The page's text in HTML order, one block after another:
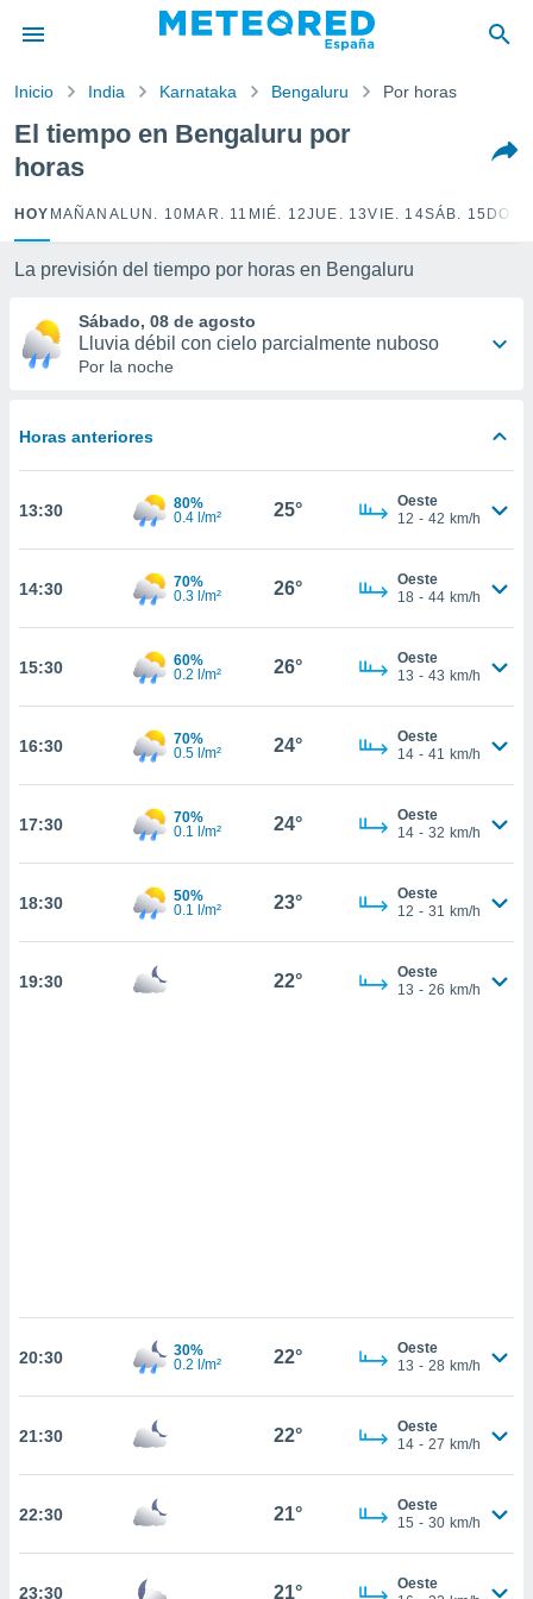
por
para
la
calidad.
a este
las
y
forma
basada
permite
coste.
botón
a la
todas
ya sean
nos
en
perfil
y
de
En
CONTINUAR
Inicio India Karnataka Bengaluru Por horas
El tiempo en Bengaluru por
horas
HOY MAÑANA LUN. 10 MAR. 11 MIÉ. 12JUE. 13VIE. 14SÁB. 15
La previsión del tiempo por horas en Bengaluru
Sábado, 08 de agosto
Lluvia débil con cielo parcialmente nuboso
Por la noche
Horas anteriores
13:30
80%
0.4 l/m²
25°
Oeste
12 - 42 km/h
14:30
70%
0.3 l/m²
26°
Oeste
18 - 44 km/h
15:30
60%
0.2 l/m²
26°
Oeste
13 - 43 km/h
16:30
70%
0.5 l/m²
24°
Oeste
14 - 41 km/h
17:30
70%
0.1 l/m²
24°
Oeste
14 - 32 km/h
18:30
50%
0.1 l/m²
23°
Oeste
12 - 31 km/h
19:30 22°
Oeste
13 - 26 km/h
20:30
30%
0.2 l/m²
22°
Oeste
13 - 28 km/h
21:30 22°
Oeste
14 - 27 km/h
22:30 21°
Oeste
15 - 30 km/h
23:30 21°
Oeste